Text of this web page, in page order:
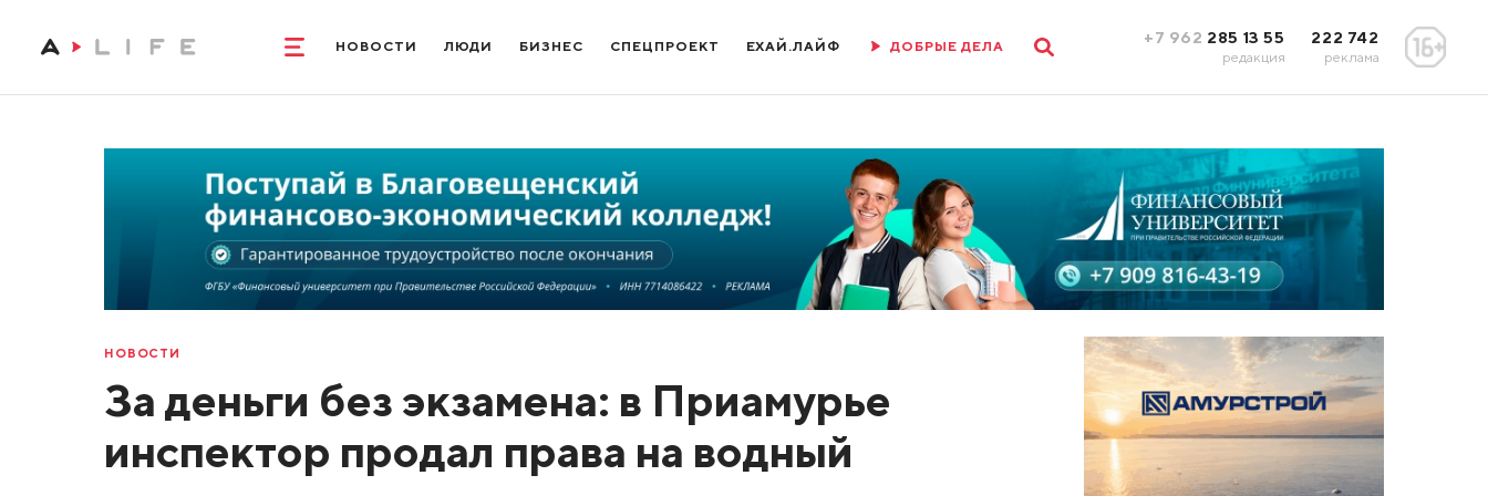
НОВОСТИ ЛЮДИ БИЗНЕС СПЕЦПРОЕКТ ЕХАЙ.ЛАЙФ ДОБРЫЕ ДЕЛА +7 962 285 13 55
редакция
222 742
реклама
НОВОСТИ
За деньги без экзамена: в Приамурье
инспектор продал права на водный